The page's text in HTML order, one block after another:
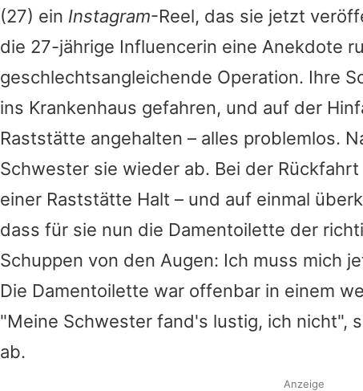
App runterladen
Team
Redaktionelle
Impressum
(27) ein Instagram-Reel, das sie jetzt
die 27-jährige Influencerin eine Anekdote
geschlechtsangleichende Operation. Ihre
ins Krankenhaus gefahren, und auf der
Raststätte angehalten – alles problemlos.
Schwester sie wieder ab. Bei der
einer Raststätte Halt – und auf einmal
dass für sie nun die Damentoilette der
Schuppen von den Augen: Ich muss mich
Die Damentoilette war offenbar in einem
"Meine Schwester fand's lustig, ich nicht",
ab.
Anzeige